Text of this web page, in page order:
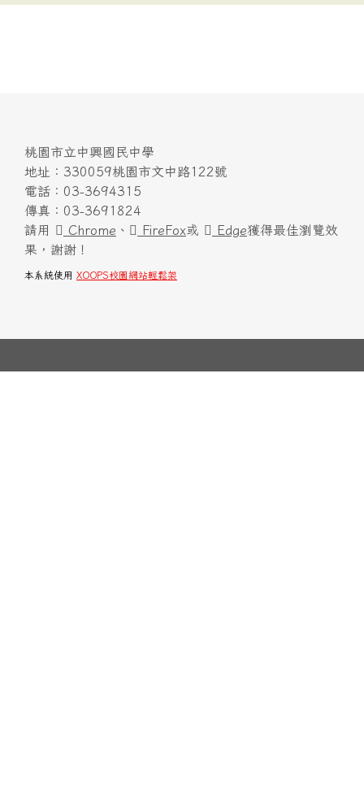
桃園市立中興國民中學
地址：330059桃園市文中路122號
電話：03-3694315
傳真：03-3691824
請用
Chrome 、 FireFox或 Edge獲得最佳瀏覽效
果，謝謝！
本系統使用 XOOPS校園網站輕鬆架